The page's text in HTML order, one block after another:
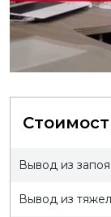
Вывод из
Вывод из